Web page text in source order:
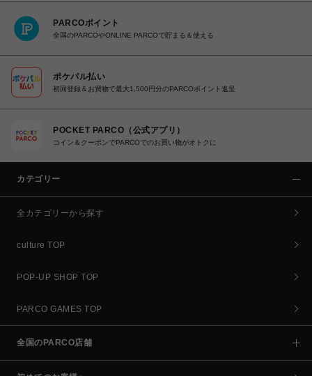
PARCOポイント
全国のPARCOやONLINE PARCOで貯まる＆使える
ポケパル払い
初回登録＆お買物で最大1,500円分のPARCOポイント進呈
POCKET PARCO（公式アプリ）
コイン＆クーポンでPARCOでのお買い物がオトクに
カテゴリー
全カテゴリーから探す
culture TOP
POP-UP SHOP TOP
PARCO GAMES TOP
全国のPARCO店舗